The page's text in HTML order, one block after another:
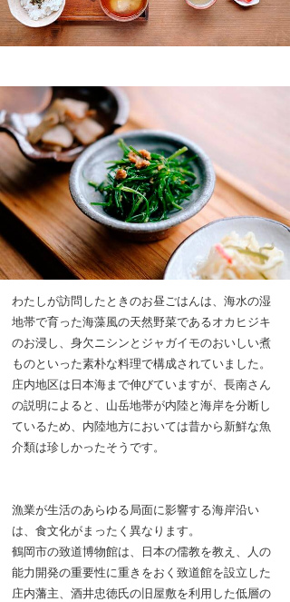
わたしが訪問したときのお昼ごはんは、海水の湿
地帯で育った海藻風の天然野菜であるオカヒジキ
のお浸し、身欠ニシンとジャガイモのおいしい煮
ものといった素朴な料理で構成されていました。
庄内地区は日本海まで伸びていますが、長南さん
の説明によると、山岳地帯が内陸と海岸を分断し
ているため、内陸地方においては昔から新鮮な魚
介類は珍しかったそうです。
漁業が生活のあらゆる局面に影響する海岸沿い
は、食文化がまったく異なります。
鶴岡市の致道博物館は、日本の儒教を教え、人の
能力開発の重要性に重きをおく致道館を設立した
庄内藩主、酒井忠徳氏の旧屋敷を利用した低層の